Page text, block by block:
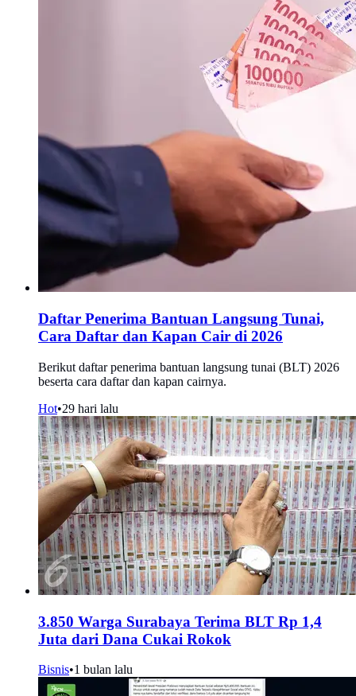
Daftar Penerima Bantuan Langsung Tunai,
Cara Daftar dan Kapan Cair di 2026
Berikut daftar penerima bantuan langsung tunai (BLT) 2026
beserta cara daftar dan kapan cairnya.
Hot•29 hari lalu
3.850 Warga Surabaya Terima BLT Rp 1,4
Juta dari Dana Cukai Rokok
Bisnis•1 bulan lalu